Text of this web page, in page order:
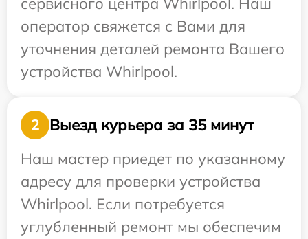
оператор свяжется с Вами для
уточнения деталей ремонта Вашего
устройства Whirlpool.
2
Выезд курьера за 35 минут
Наш мастер приедет по указанному
адресу для проверки устройства
Whirlpool. Если потребуется
углубленный ремонт мы обеспечим